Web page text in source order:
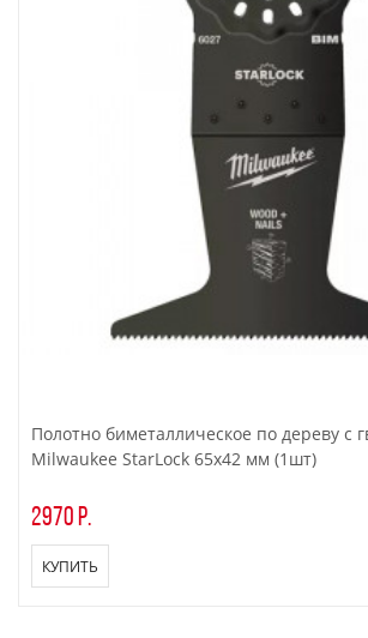
Полотно биметаллическое по дереву с
Milwaukee StarLock 65х42 мм (1шт)
2970 р.
КУПИТЬ